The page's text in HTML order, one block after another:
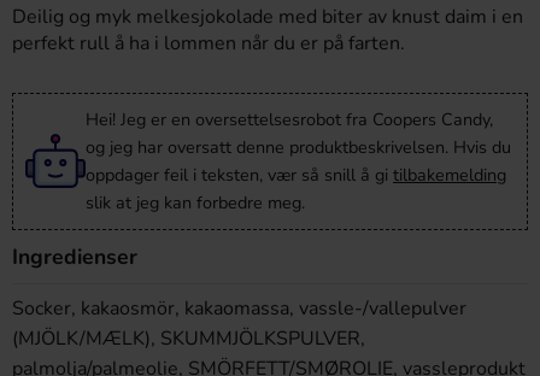
Deilig og myk melkesjokolade med biter av knust daim i en
perfekt rull å ha i lommen når du er på farten.
Hei! Jeg er en oversettelsesrobot fra Coopers Candy,
og jeg har oversatt denne produktbeskrivelsen. Hvis du
oppdager feil i teksten, vær så snill å gi tilbakemelding
slik at jeg kan forbedre meg.
Ingredienser
Socker, kakaosmör, kakaomassa, vassle-/vallepulver
(MJÖLK/MÆLK), SKUMMJÖLKSPULVER,
palmolja/palmeolie, SMÖRFETT/SMØROLIE, vassleprodukt